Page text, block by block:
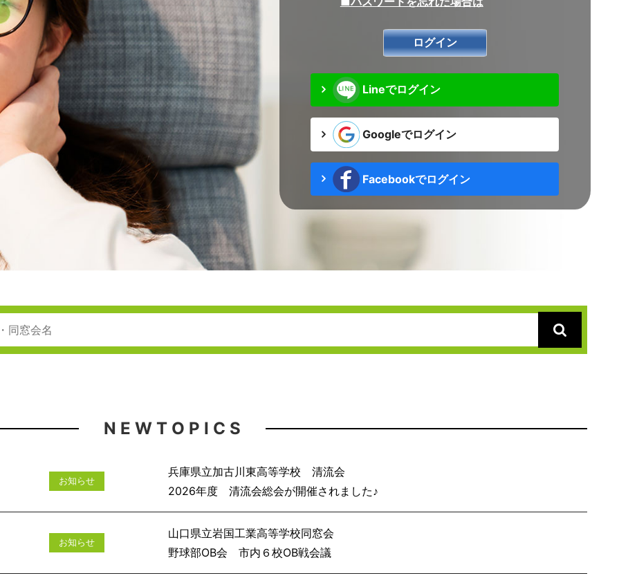
Lineでログイン
Googleでログイン
Facebookでログイン
N E W T O P I C S
お知らせ
兵庫県立加古川東高等学校 清流会
2026年度 清流会総会が開催されました♪
お知らせ
山口県立岩国工業高等学校同窓会
野球部OB会 市内６校OB戦会議